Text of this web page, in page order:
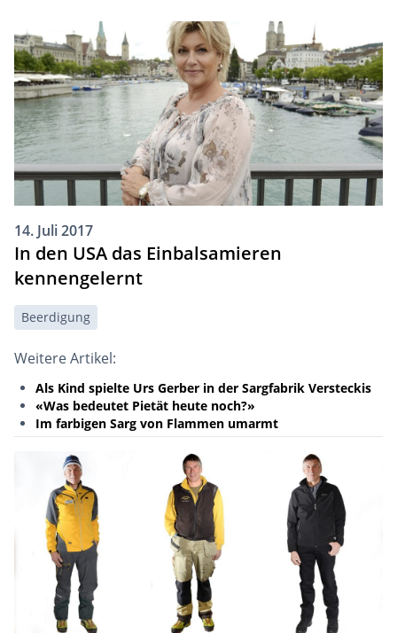
14. Juli 2017
In den USA das Einbalsamieren
kennengelernt
Beerdigung
Weitere Artikel:
Als Kind spielte Urs Gerber in der Sargfabrik Versteckis
«Was bedeutet Pietät heute noch?»
Im farbigen Sarg von Flammen umarmt